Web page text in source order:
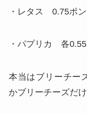
・レタス 0.75ポ
・パプリカ 各
本当はブリーチー
かブリーチーズだ